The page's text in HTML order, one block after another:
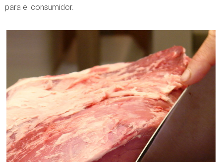
para el consumidor.